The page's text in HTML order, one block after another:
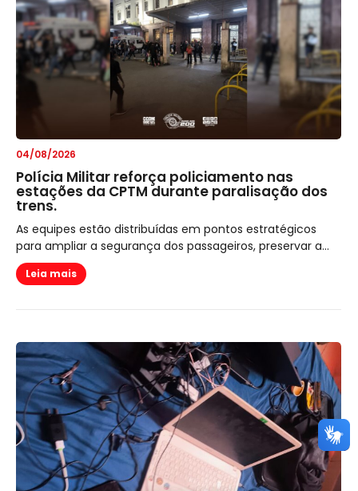
04/08/2026
Polícia Militar reforça policiamento nas
estações da CPTM durante paralisação dos
trens.
As equipes estão distribuídas em pontos estratégicos
para ampliar a segurança dos passageiros, preservar a...
Leia mais